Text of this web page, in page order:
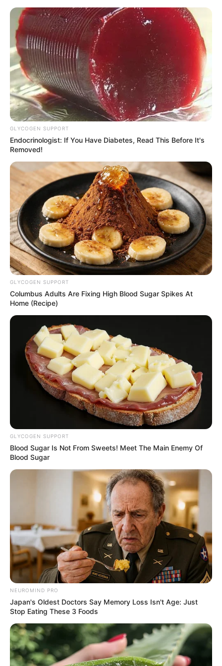
HOME
INSPIRASI
STYLE
FILM &
SERIES
NGAKAK
QUOTES
HYPE
MORE
FILM
Sinopsis You Animal! Kisah
GLYCOGEN SUPPORT
Endocrinologist: If You Have Diabetes, Read This Before It's
Removed!
GLYCOGEN SUPPORT
Columbus Adults Are Fixing High Blood Sugar Spikes At
Home (Recipe)
GLYCOGEN SUPPORT
Blood Sugar Is Not From Sweets! Meet The Main Enemy Of
Blood Sugar
NEUROMIND PRO
Japan's Oldest Doctors Say Memory Loss Isn't Age: Just
Stop Eating These 3 Foods